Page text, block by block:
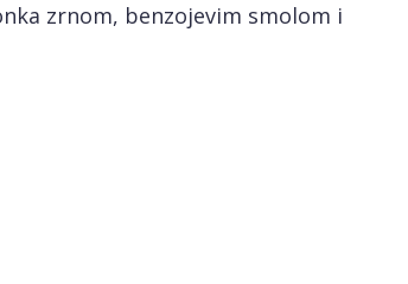
zrnom, benzojevim smolom i